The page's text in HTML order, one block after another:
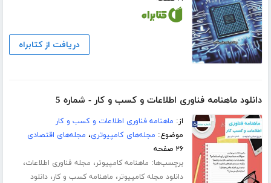
دریافت از کتابراه
دانلود ماهنامه فناوری اطلاعات و کسب و کار - شماره 5
از: ماهنامه فناوری اطلاعات و کسب و کار
موضوع: مجله‌های کامپیوتری، مجله‌های اقتصادی
۲۶ صفحه
برچسب‌ها: ماهنامه کامپیوتر، مجله فناوری اطلاعات،
دانلود مجله کامپیوتر، ماهنامه کسب و کار،دانلود